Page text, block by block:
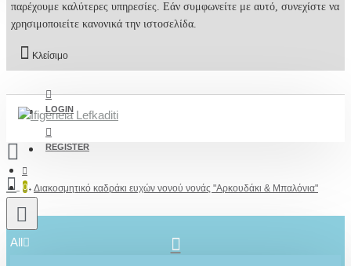
παρέχουμε καλύτερες υπηρεσίες. Εάν συμφωνείτε με αυτό, συνεχίστε να
χρησιμοποιείτε κανονικά την ιστοσελίδα.
Κλείσιμο
LOGIN
REGISTER
0
All
Διακοσμητικό καδράκι ευχών νονού νονάς "Αρκουδάκι & Μπαλόνια"